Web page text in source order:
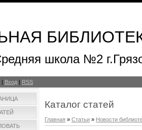
школа №2
Вход RSS
Каталог статей
Главная » Статьи » Новости